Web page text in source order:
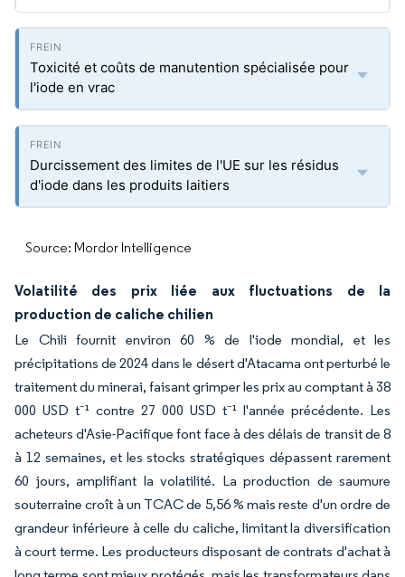
Toxicité et coûts de manutention spécialisée pour
l'iode en vrac
Durcissement des limites de l'UE sur les résidus
d'iode dans les produits laitiers
Source: Mordor Intelligence
Volatilité des prix liée aux fluctuations de la
production de caliche chilien
Le Chili fournit environ 60 % de l'iode mondial, et les
précipitations de 2024 dans le désert d'Atacama ont perturbé le
traitement du minerai, faisant grimper les prix au comptant à 38
000 USD t⁻¹ contre 27 000 USD t⁻¹ l'année précédente. Les
acheteurs d'Asie-Pacifique font face à des délais de transit de 8
à 12 semaines, et les stocks stratégiques dépassent rarement
60 jours, amplifiant la volatilité. La production de saumure
souterraine croît à un TCAC de 5,56 % mais reste d'un ordre de
grandeur inférieure à celle du caliche, limitant la diversification
à court terme. Les producteurs disposant de contrats d'achat à